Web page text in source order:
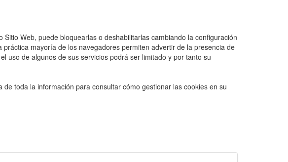
Web, puede bloquearlas o deshabilitarlas cambiando la configuración
mayoría de los navegadores permiten advertir de la presencia de
uso de algunos de sus servicios podrá ser limitado y por tanto su
toda la información para consultar cómo gestionar las cookies en su